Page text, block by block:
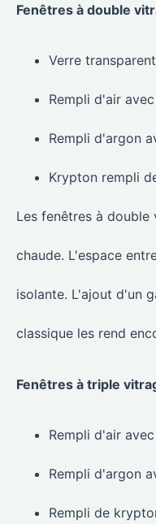
Fenêtres à double
Verre
Rempli d'air
Rempli d'argon
Krypton rempli
Les fenêtres à
chaude. L'espace
isolante. L'ajout d'un
classique les rend
Fenêtres à triple
Rempli d'air
Rempli d'argon
Rempli de